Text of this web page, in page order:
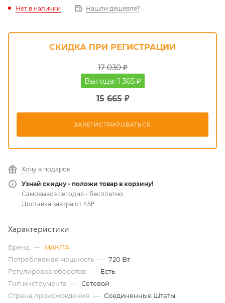
Нет в наличии Нашли дешевле?
СКИДКА ПРИ РЕГИСТРАЦИИ
17 030 ₽
Выгода: 1 365 ₽
15 665 ₽
ЗАРЕГИСТРИРОВАТЬСЯ
Хочу в подарок
Узнай скидку - положи товар в корзину!
Самовывоз сегодня - бесплатно
Доставка завтра от 45₽
Характеристики
Бренд — MAKITA
Потребляемая мощность — 720 Вт
Регулировка оборотов — Есть
Тип инструмента — Сетевой
Страна происхождения — Соединенные Штаты